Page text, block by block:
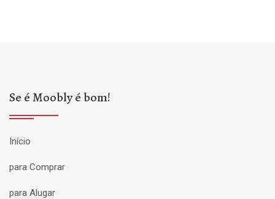
Se é Moobly é bom!
Início
para Comprar
para Alugar